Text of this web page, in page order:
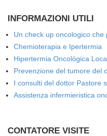
INFORMAZIONI UTILI
Un check up oncologico che
Chemioterapia e Ipertermia
Hipertermia Oncológica
Prevenzione del tumore del
I consulti del dottor Pastore
Assistenza infermieristica
CONTATORE VISITE